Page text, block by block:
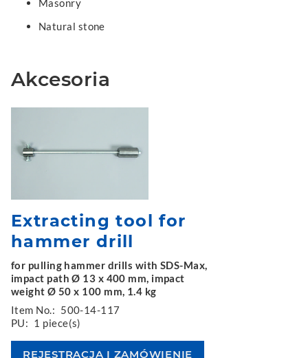
Masonry
Natural stone
Akcesoria
Extracting tool for
hammer drill
for pulling hammer drills with SDS-Max,
impact path Ø 13 x 400 mm, impact
weight Ø 50 x 100 mm, 1.4 kg
Item No.: 500-14-117
PU: 1 piece(s)